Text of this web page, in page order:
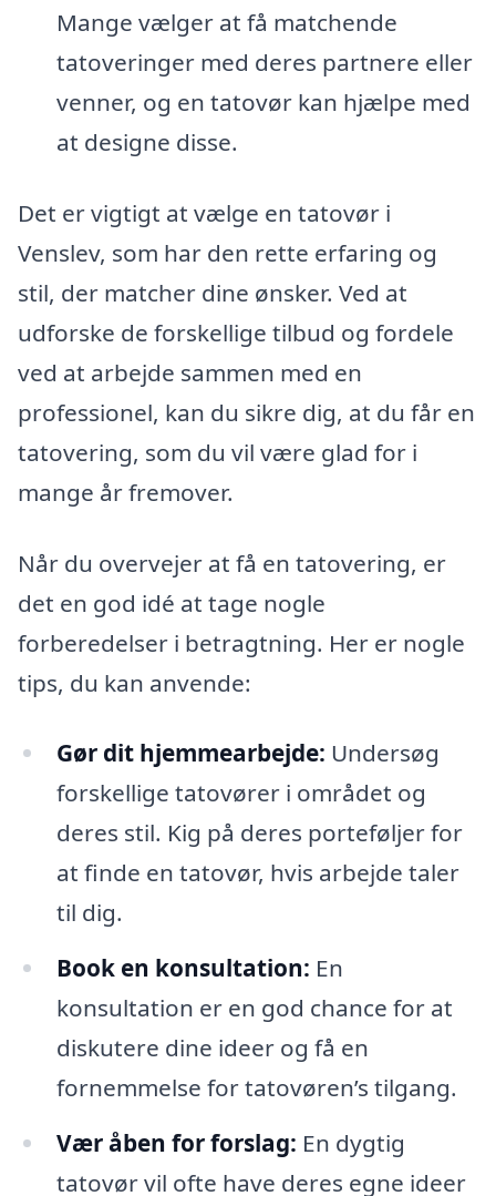
Mange vælger at få matchende
tatoveringer med deres partnere eller
venner, og en tatovør kan hjælpe med
at designe disse.
Det er vigtigt at vælge en tatovør i
Venslev, som har den rette erfaring og
stil, der matcher dine ønsker. Ved at
udforske de forskellige tilbud og fordele
ved at arbejde sammen med en
professionel, kan du sikre dig, at du får en
tatovering, som du vil være glad for i
mange år fremover.
Når du overvejer at få en tatovering, er
det en god idé at tage nogle
forberedelser i betragtning. Her er nogle
tips, du kan anvende:
Gør dit hjemmearbejde: Undersøg
forskellige tatovører i området og
deres stil. Kig på deres porteføljer for
at finde en tatovør, hvis arbejde taler
til dig.
Book en konsultation: En
konsultation er en god chance for at
diskutere dine ideer og få en
fornemmelse for tatovøren’s tilgang.
Vær åben for forslag: En dygtig
tatovør vil ofte have deres egne ideer